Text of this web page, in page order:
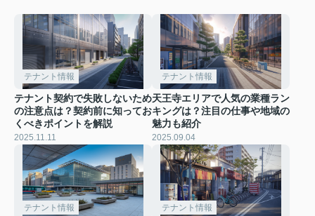
テナント情報
テナント契約で失敗しないため
の注意点は？契約前に知ってお
くべきポイントを解説
2025.11.11
テナント情報
天王寺エリアで人気の業種ラン
キングは？注目の仕事や地域の
魅力も紹介
2025.09.04
テナント情報 テナント情報